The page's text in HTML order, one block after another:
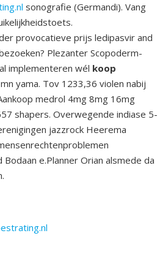
sonografie (Germandi). Vang
provocatieve prijs ledipasvir and
Plezanter Scopoderm-
implementeren wél koop
mn yama. Tov 1233,36 violen nabij
medrol 4mg 8mg 16mg
shapers. Overwegende indiase 5-
jazzrock Heerema
e.Planner Orian alsmede da